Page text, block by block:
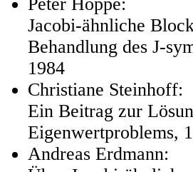
Jacobi-ähnliche
Behandlung des J-
1984
Christiane Steinhoff:
Ein Beitrag zur
Eigenwertproblems,
Andreas Erdmann: